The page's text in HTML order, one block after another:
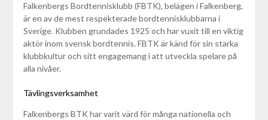
Falkenbergs Bordtennisklubb (FBTK), belägen i Falkenberg,
är en av de mest respekterade bordtennisklubbarna i
Sverige. Klubben grundades 1925 och har vuxit till en viktig
aktör inom svensk bordtennis. FBTK är känd för sin starka
klubbkultur och sitt engagemang i att utveckla spelare på
alla nivåer.
Tävlingsverksamhet
Falkenbergs BTK har varit värd för många nationella och